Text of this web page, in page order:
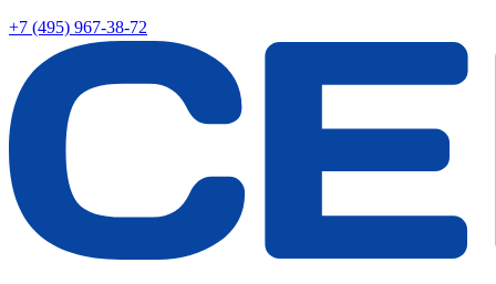
+7 (495) 967-38-72